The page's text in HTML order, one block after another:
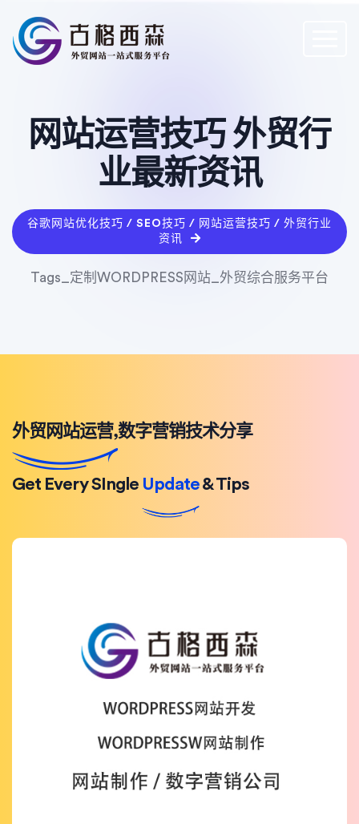
网站运营技巧 外贸行
业最新资讯
谷歌网站优化技巧 / SEO技巧 / 网站运营技巧 / 外贸行业
资讯
Tags_定制WORDPRESS网站_外贸综合服务平台
外贸网站运营,数字营销技术分享
Get Every SIngle Update& Tips